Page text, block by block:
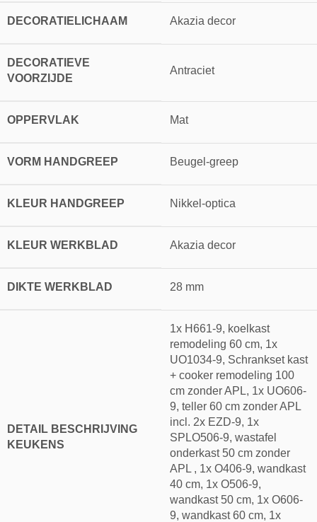
DECORATIELICHAAM Akazia decor
DECORATIEVE
VOORZIJDE
Antraciet
OPPERVLAK Mat
VORM HANDGREEP Beugel-greep
KLEUR HANDGREEP Nikkel-optica
KLEUR WERKBLAD Akazia decor
DIKTE WERKBLAD 28 mm
DETAIL BESCHRIJVING
KEUKENS
1x H661-9, koelkast
remodeling 60 cm, 1x
UO1034-9, Schrankset kast
+ cooker remodeling 100
cm zonder APL, 1x UO606-
9, teller 60 cm zonder APL
incl. 2x EZD-9, 1x
SPLO506-9, wastafel
onderkast 50 cm zonder
APL , 1x O406-9, wandkast
40 cm, 1x O506-9,
wandkast 50 cm, 1x O606-
9, wandkast 60 cm, 1x